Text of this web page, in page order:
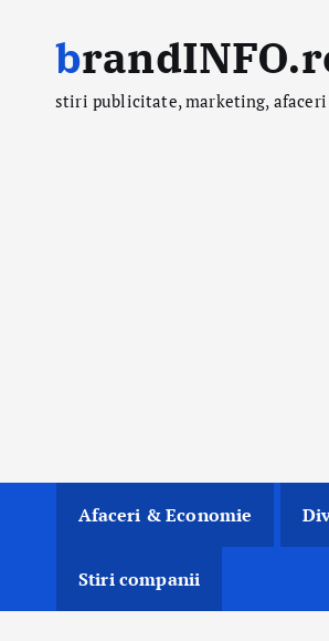
stiri publicitate, marketing, afaceri
Afaceri & Economie
Stiri companii